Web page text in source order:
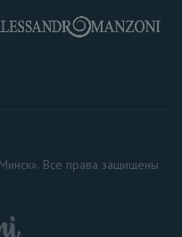
Все права защищены